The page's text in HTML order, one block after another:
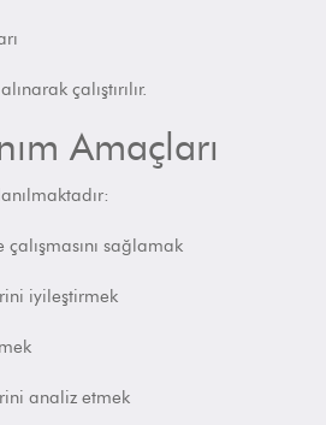
alınarak çalıştırılır.
Amaçları
sağlamak
iyileştirmek
analiz etmek